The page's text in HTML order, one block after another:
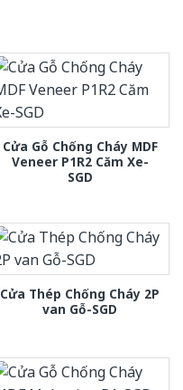
Cửa Gỗ Chống Cháy MDF
Veneer P1R2 Căm Xe-
SGD
Cửa Thép Chống Cháy 2P
van Gỗ-SGD